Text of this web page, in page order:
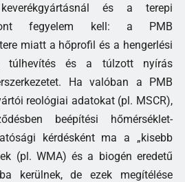
és a terepi
fegyelem kell: a PMB
miatt a hőprofil és a hengerlési
túlhevítés és a túlzott nyírás
Ha valóban a PMB
reológiai adatokat (pl. MSCR),
beépítési hőmérséklet-
kérdésként ma a „kisebb
(pl. WMA) és a biogén eredetű
kerülnek, de ezek megítélése